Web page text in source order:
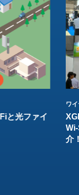
と光ファイ
ワ
介